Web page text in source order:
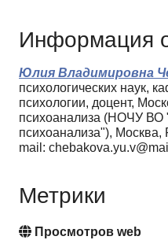
Информация
Юлия Владимировна
психологических наук,
психологии, доцент,
психоанализа (НОЧУ ВО
психоанализа"),
mail:
Метрики
Просмотров web